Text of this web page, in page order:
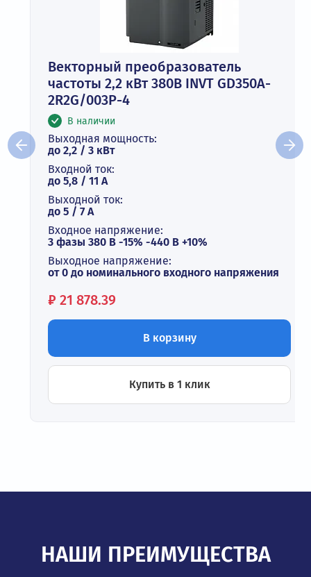
Векторный преобразователь
частоты 2,2 кВт 380В INVT GD350A-
2R2G/003P-4
В наличии
Выходная мощность:
до 2,2 / 3 кВт
Входной ток:
до 5,8 / 11 А
Выходной ток:
до 5 / 7 A
Входное напряжение:
3 фазы 380 В -15% -440 В +10%
Выходное напряжение:
от 0 до номинального входного напряжения
Цена:
₽ 21 878.39
В корзину
Купить в 1 клик
НАШИ ПРЕИМУЩЕСТВА